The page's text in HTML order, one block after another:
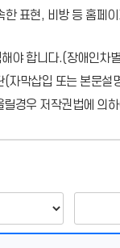
표현, 비방 등 홈페
야 합니다.(장애인차
자막삽입 또는 본문설
경우 저작권법에 의